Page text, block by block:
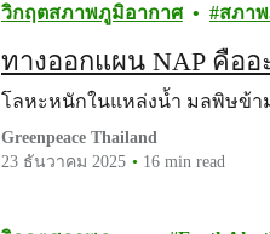
วิกฤตสภาพภูมิอากาศ สภา
ทางออกแผน NAP คือ
โลหะหนักในแหล่งน้ำ มลพิษข้
Greenpeace Thailand
23 ธันวาคม 2025
16 min read